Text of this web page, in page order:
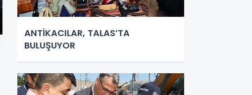
ANTİKACILAR, TALAS’TA
BULUŞUYOR